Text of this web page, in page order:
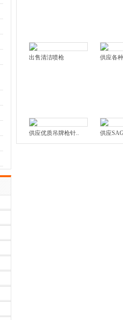
出售清洁喷枪 供应各
供应优质吊牌枪针.. 供应